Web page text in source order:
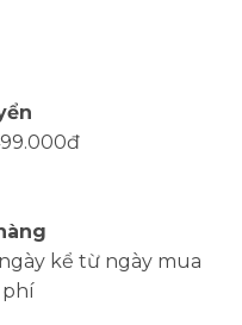
kể từ ngày mua
phí